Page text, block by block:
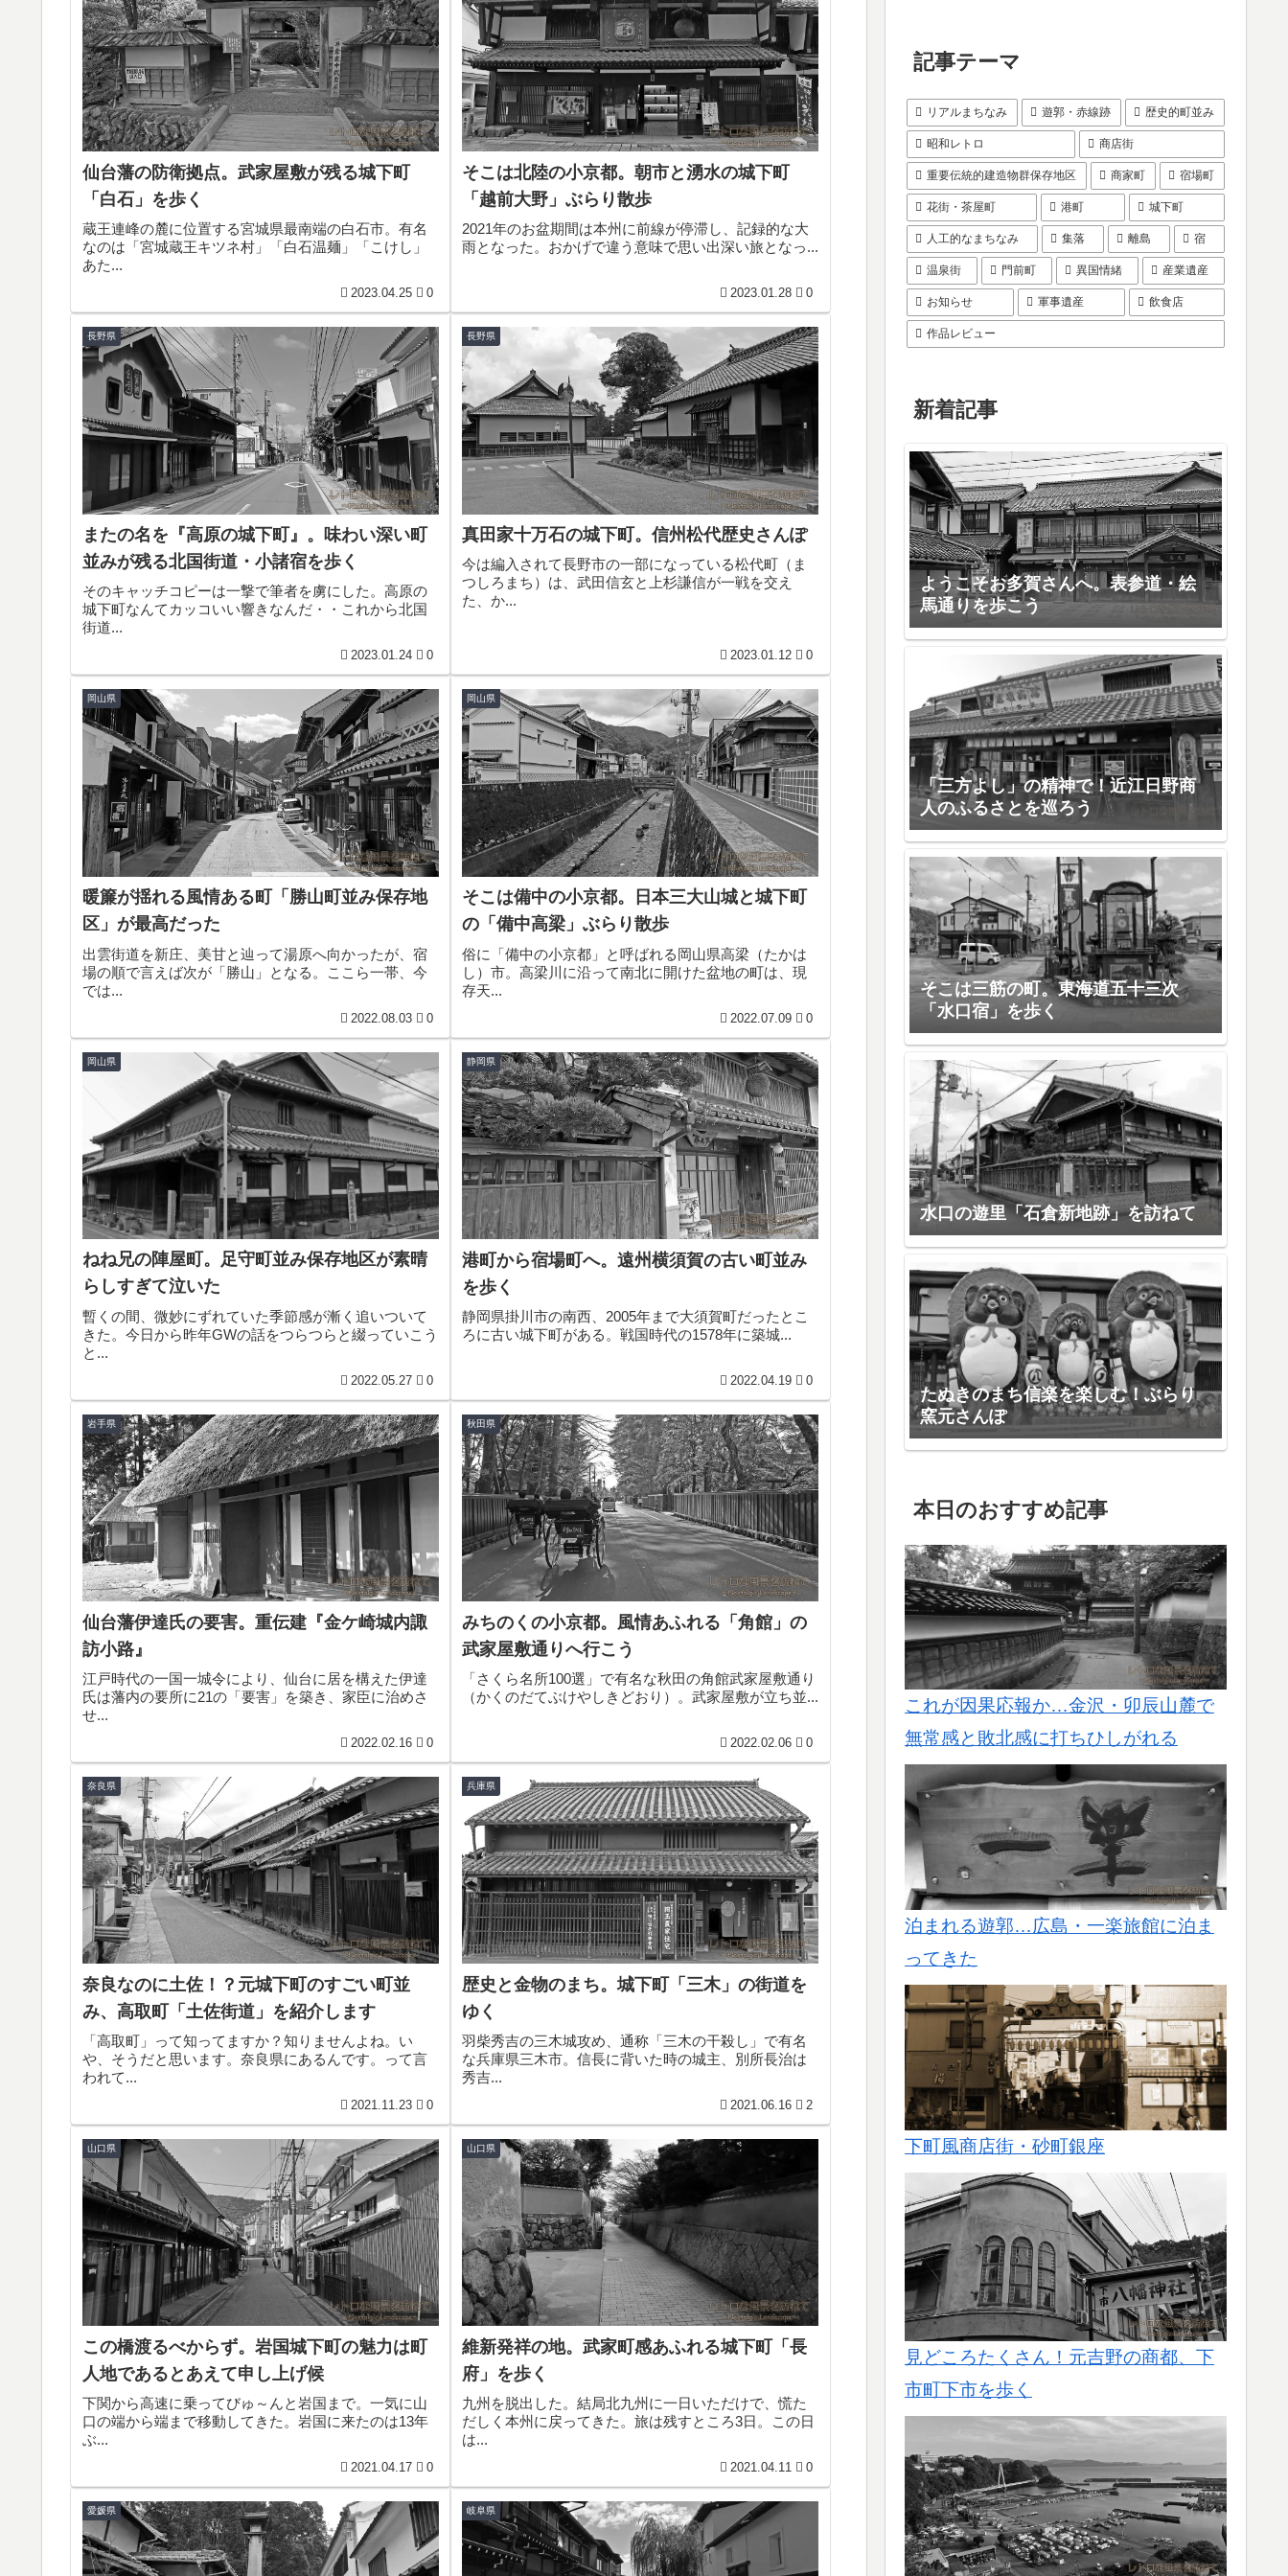
仙台藩の防衛拠点。武家屋敷が残る城下町
「白石」を歩く
蔵王連峰の麓に位置する宮城県最南端の白石市。有名
なのは「宮城蔵王キツネ村」「白石温麺」「こけし」
あた...
2023.04.25 0
そこは北陸の小京都。朝市と湧水の城下町
「越前大野」ぶらり散歩
2021年のお盆期間は本州に前線が停滞し、記録的な大
雨となった。おかげで違う意味で思い出深い旅となっ...
2023.01.28 0
長野県
またの名を『高原の城下町』。味わい深い町
並みが残る北国街道・小諸宿を歩く
そのキャッチコピーは一撃で筆者を虜にした。高原の
城下町なんてカッコいい響きなんだ・・これから北国
街道...
2023.01.24 0
長野県
真田家十万石の城下町。信州松代歴史さんぽ
今は編入されて長野市の一部になっている松代町（ま
つしろまち）は、武田信玄と上杉謙信が一戦を交え
た、か...
2023.01.12 0
岡山県
暖簾が揺れる風情ある町「勝山町並み保存地
区」が最高だった
出雲街道を新庄、美甘と辿って湯原へ向かったが、宿
場の順で言えば次が「勝山」となる。ここら一帯、今
では...
2022.08.03 0
岡山県
そこは備中の小京都。日本三大山城と城下町
の「備中高梁」ぶらり散歩
俗に「備中の小京都」と呼ばれる岡山県高梁（たかは
し）市。高梁川に沿って南北に開けた盆地の町は、現
存天...
2022.07.09 0
岡山県
ねね兄の陣屋町。足守町並み保存地区が素晴
らしすぎて泣いた
暫くの間、微妙にずれていた季節感が漸く追いついて
きた。今日から昨年GWの話をつらつらと綴っていこう
と...
2022.05.27 0
静岡県
港町から宿場町へ。遠州横須賀の古い町並み
を歩く
静岡県掛川市の南西、2005年まで大須賀町だったとこ
ろに古い城下町がある。戦国時代の1578年に築城...
2022.04.19 0
岩手県
仙台藩伊達氏の要害。重伝建『金ケ崎城内諏
訪小路』
江戸時代の一国一城令により、仙台に居を構えた伊達
氏は藩内の要所に21の「要害」を築き、家臣に治めさ
せ...
2022.02.16 0
秋田県
みちのくの小京都。風情あふれる「角館」の
武家屋敷通りへ行こう
「さくら名所100選」で有名な秋田の角館武家屋敷通り
（かくのだてぶけやしきどおり）。武家屋敷が立ち並...
2022.02.06 0
奈良県
奈良なのに土佐！？元城下町のすごい町並
み、高取町「土佐街道」を紹介します
「高取町」って知ってますか？知りませんよね。い
や、そうだと思います。奈良県にあるんです。って言
われて...
2021.11.23 0
兵庫県
歴史と金物のまち。城下町「三木」の街道を
ゆく
羽柴秀吉の三木城攻め、通称「三木の干殺し」で有名
な兵庫県三木市。信長に背いた時の城主、別所長治は
秀吉...
2021.06.16 2
山口県
この橋渡るべからず。岩国城下町の魅力は町
人地であるとあえて申し上げ候
下関から高速に乗ってびゅ～んと岩国まで。一気に山
口の端から端まで移動してきた。岩国に来たのは13年
ぶ...
2021.04.17 0
山口県
維新発祥の地。武家町感あふれる城下町「長
府」を歩く
九州を脱出した。結局北九州に一日いただけで、慌た
だしく本州に戻ってきた。旅は残すところ3日。この日
は...
2021.04.11 0
愛媛県 岐阜県
記事テーマ
リアルまちなみ 遊郭・赤線跡 歴史的町並み
昭和レトロ 商店街
重要伝統的建造物群保存地区 商家町 宿場町
花街・茶屋町 港町 城下町
人工的なまちなみ 集落 離島 宿
温泉街 門前町 異国情緒 産業遺産
お知らせ 軍事遺産 飲食店
作品レビュー
新着記事
ようこそお多賀さんへ。表参道・絵
馬通りを歩こう
「三方よし」の精神で！近江日野商
人のふるさとを巡ろう
そこは三筋の町。東海道五十三次
「水口宿」を歩く
水口の遊里「石倉新地跡」を訪ねて
たぬきのまち信楽を楽しむ！ぶらり
窯元さんぽ
本日のおすすめ記事
これが因果応報か…金沢・卯辰山麓で
無常感と敗北感に打ちひしがれる
泊まれる遊郭…広島・一楽旅館に泊ま
ってきた
下町風商店街・砂町銀座
見どころたくさん！元吉野の商都、下
市町下市を歩く